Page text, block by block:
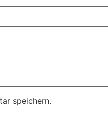
speichern.